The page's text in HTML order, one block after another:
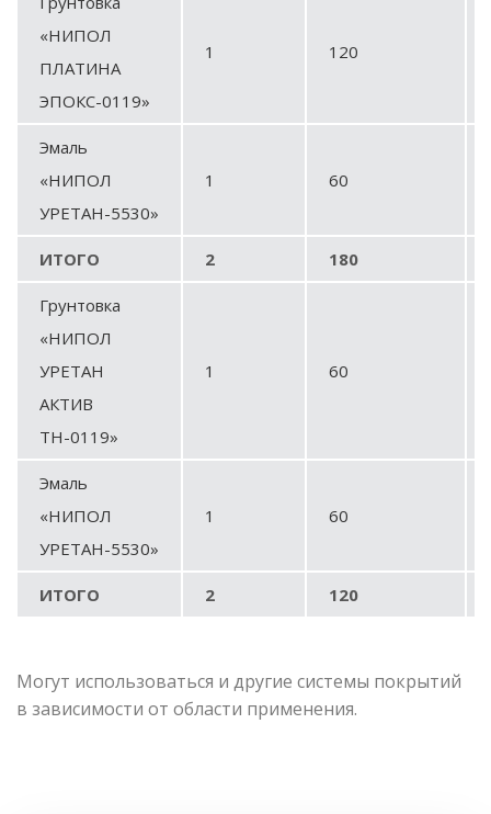
«НИПОЛ
ПЛАТИНА
ЭПОКС-0119»
1 120
Эмаль
«НИПОЛ
УРЕТАН-5530»
1 60
ИТОГО 2 180
Грунтовка
«НИПОЛ
УРЕТАН
АКТИВ
ТН-0119»
1 60
Эмаль
«НИПОЛ
УРЕТАН-5530»
1 60
ИТОГО 2 120
Могут использоваться и другие системы покрытий
в зависимости от области применения.